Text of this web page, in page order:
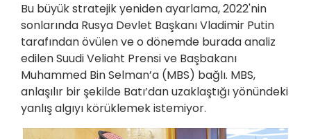
Bu büyük stratejik yeniden ayarlama, 2022'nin
sonlarında Rusya Devlet Başkanı Vladimir Putin
tarafından övülen ve o dönemde burada analiz
edilen Suudi Veliaht Prensi ve Başbakanı
Muhammed Bin Selman’a (MBS) bağlı. MBS,
anlaşılır bir şekilde Batı’dan uzaklaştığı yönündeki
yanlış algıyı körüklemek istemiyor.